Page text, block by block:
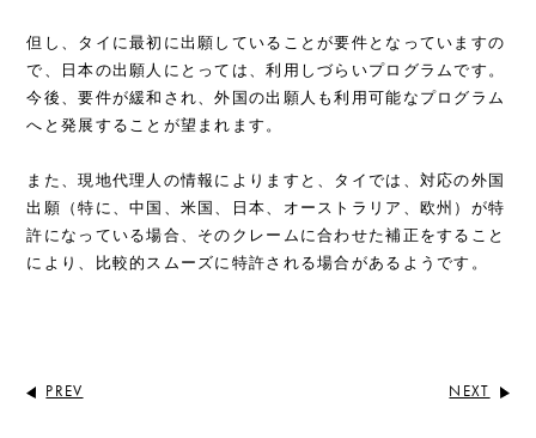
但し、タイに最初に出願していることが要件となっていますの
で、日本の出願人にとっては、利用しづらいプログラムです。
今後、要件が緩和され、外国の出願人も利用可能なプログラム
へと発展することが望まれます。
また、現地代理人の情報によりますと、タイでは、対応の外国
出願（特に、中国、米国、日本、オーストラリア、欧州）が特
許になっている場合、そのクレームに合わせた補正をすること
により、比較的スムーズに特許される場合があるようです。
PREV NEXT